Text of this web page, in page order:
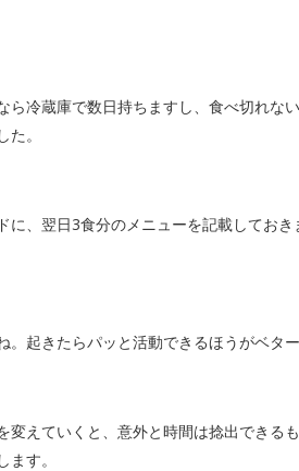
冷蔵庫で数日持ちますし、食べ切れな
。
、翌日3食分のメニューを記載しておき
起きたらパッと活動できるほうがベター
えていくと、意外と時間は捻出できる
す。